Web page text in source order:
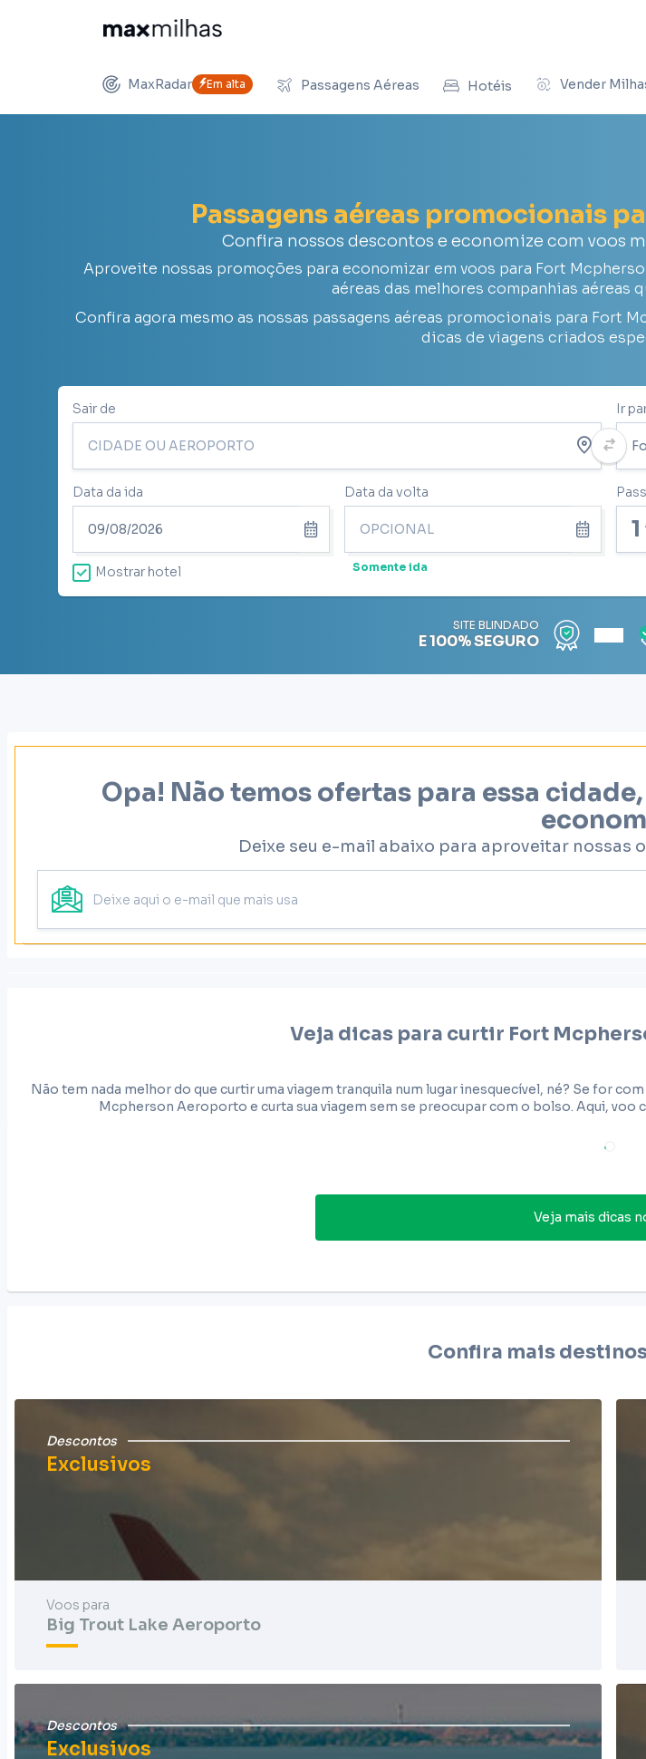
MaxRadar Em alta Passagens Aéreas Hotéis Vender
Passagens aéreas promocionais
Confira nossos descontos e economize com voos
Aproveite nossas promoções para economizar em voos para Fort
aéreas das melhores companhias aéreas
Confira agora mesmo as nossas passagens aéreas promocionais para Fort
dicas de viagens criados
Sair de Ir
Data da ida Data da volta
Somente ida
Mostrar hotel
1
SITE BLINDADO
E 100% SEGURO
Opa! Não temos ofertas para essa
Deixe seu e-mail abaixo para aproveitar nossas
Veja dicas para curtir Fort
Não tem nada melhor do que curtir uma viagem tranquila num lugar inesquecível, né? Se for
Mcpherson Aeroporto e curta sua viagem sem se preocupar com o bolso. Aqui, voo
Veja mais dicas
Confira mais
Descontos
Exclusivos
Voos para
Big Trout Lake Aeroporto
Descontos
Exclusivos